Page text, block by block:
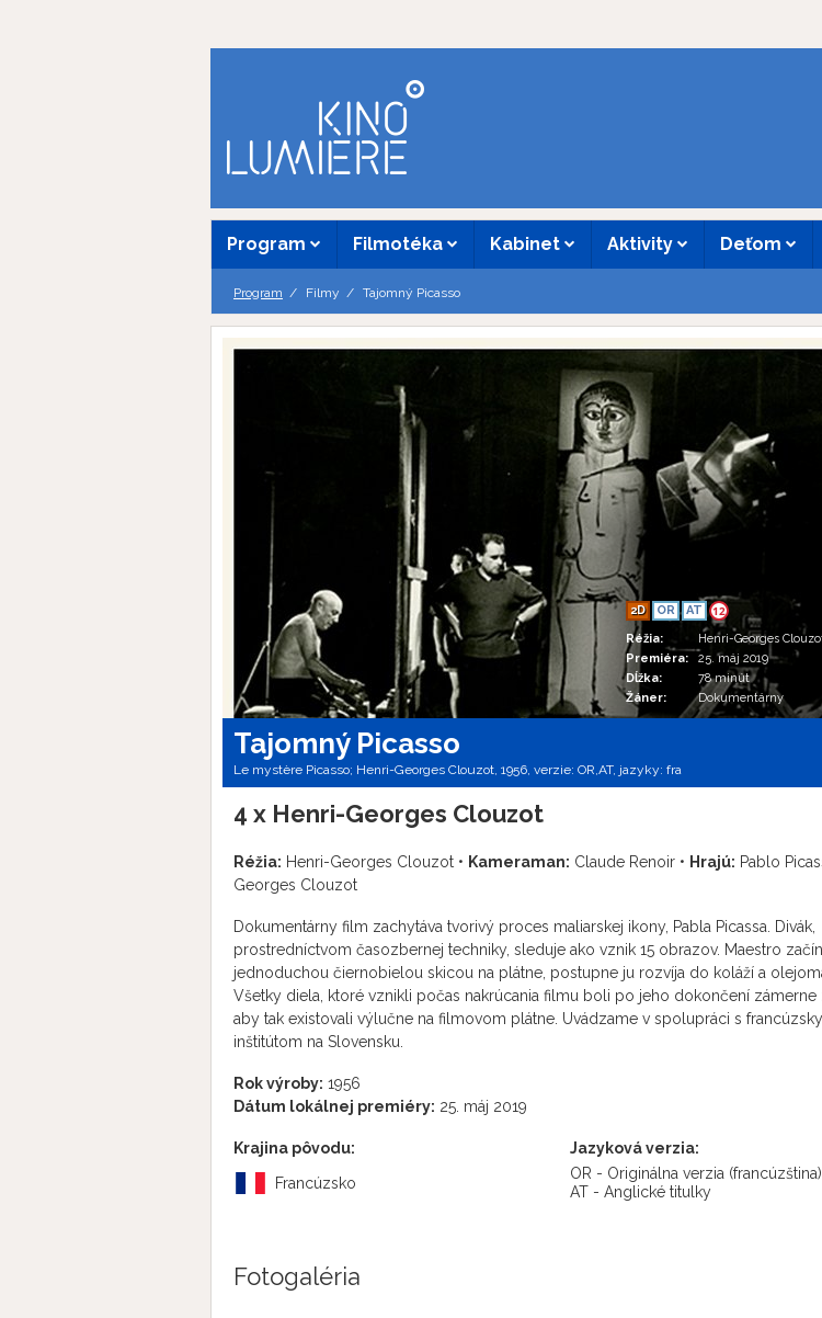
Program Filmotéka Kabinet Aktivity Deťom
Program Filmy Tajomný Picasso
2D OR AT 12
Réžia:
Henri-Georges
Premiéra:
25. máj 2019
Dĺžka:
78 minút
Žáner:
Dokumentárny
Tajomný Picasso
Le mystère Picasso; Henri-Georges Clouzot, 1956, verzie: OR,AT, jazyky: fra
4 x Henri-Georges Clouzot
Réžia: Henri-Georges Clouzot • Kameraman: Claude Renoir • Hrajú: Pablo
Georges Clouzot
Dokumentárny film zachytáva tvorivý proces maliarskej ikony, Pabla Picassa. Divák,
prostredníctvom časozbernej techniky, sleduje ako vznik 15 obrazov. Maestro
jednoduchou čiernobielou skicou na plátne, postupne ju rozvíja do koláží a
Všetky diela, ktoré vznikli počas nakrúcania filmu boli po jeho dokončení zámerne
aby tak existovali výlučne na filmovom plátne. Uvádzame v spolupráci s
inštitútom na Slovensku.
Rok výroby: 1956
Dátum lokálnej premiéry: 25. máj 2019
Krajina pôvodu:
Francúzsko
Jazyková verzia:
OR - Originálna verzia (francúzština)
AT - Anglické titulky
Fotogaléria